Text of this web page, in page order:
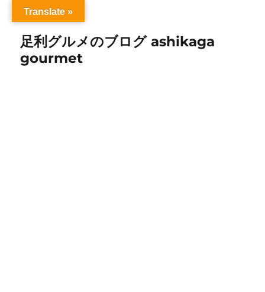
足利グルメのブログ ashikaga
gourmet
Translate »